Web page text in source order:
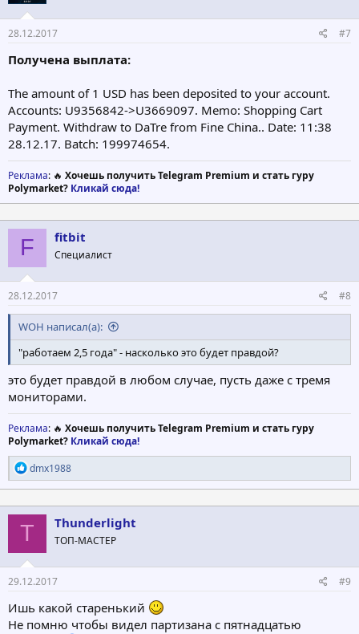
28.12.2017 #7
Получена выплата:
The amount of 1 USD has been deposited to your account.
Accounts: U9356842->U3669097. Memo: Shopping Cart
Payment. Withdraw to DaTre from Fine China.. Date: 11:38
28.12.17. Batch: 199974654.
Реклама: 🔥 Хочешь получить Telegram Premium и стать гуру
Polymarket? Кликай сюда!
F fitbit
Специалист
28.12.2017 #8
WOH написал(а):
"работаем 2,5 года" - насколько это будет правдой?
это будет правдой в любом случае, пусть даже с тремя
мониторами.
Реклама: 🔥 Хочешь получить Telegram Premium и стать гуру
Polymarket? Кликай сюда!
Р
е
а
к
ц
и
:
dmx1988
T Thunderlight
ТОП-МАСТЕР
29.12.2017 #9
Ишь какой старенький
Не помню чтобы видел партизана с пятнадцатью